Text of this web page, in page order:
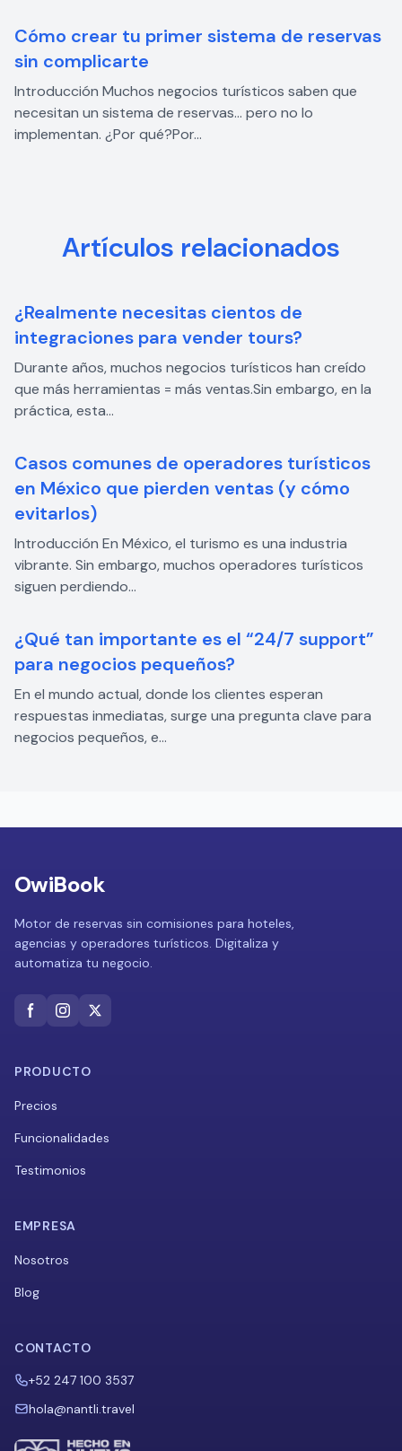
Cómo crear tu primer sistema de reservas
sin complicarte
Introducción Muchos negocios turísticos saben que
necesitan un sistema de reservas… pero no lo
implementan. ¿Por qué?Por...
Artículos relacionados
¿Realmente necesitas cientos de
integraciones para vender tours?
Durante años, muchos negocios turísticos han creído
que más herramientas = más ventas.Sin embargo, en la
práctica, esta...
Casos comunes de operadores turísticos
en México que pierden ventas (y cómo
evitarlos)
Introducción En México, el turismo es una industria
vibrante. Sin embargo, muchos operadores turísticos
siguen perdiendo...
¿Qué tan importante es el “24/7 support”
para negocios pequeños?
En el mundo actual, donde los clientes esperan
respuestas inmediatas, surge una pregunta clave para
negocios pequeños, e...
OwiBook
Motor de reservas sin comisiones para hoteles,
agencias y operadores turísticos. Digitaliza y
automatiza tu negocio.
PRODUCTO
Precios
Funcionalidades
Testimonios
EMPRESA
Nosotros
Blog
CONTACTO
+52 247 100 3537
hola@nantli.travel